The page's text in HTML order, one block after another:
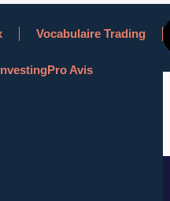
Vocabulaire Trading
Avis
R
e
c